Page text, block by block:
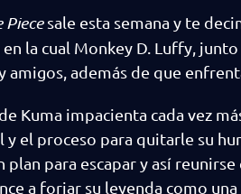
Piecesale esta semana y te
la cual Monkey D. Luffy,
amigos, además de que
Kuma impacienta cada vez
el proceso para quitarle su
para escapar y así
a forjar su leyenda como